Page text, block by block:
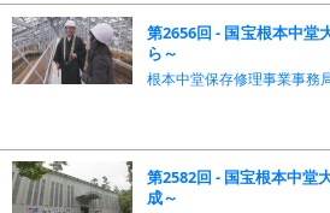
第2656回 - 国宝根本中堂
ら～
根本中堂保存修理事業事
第2582回 - 国宝根本中堂
成～